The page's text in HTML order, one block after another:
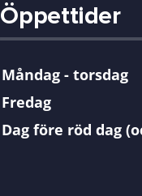
Öppettider
Måndag - torsdag
Fredag
Dag före röd dag